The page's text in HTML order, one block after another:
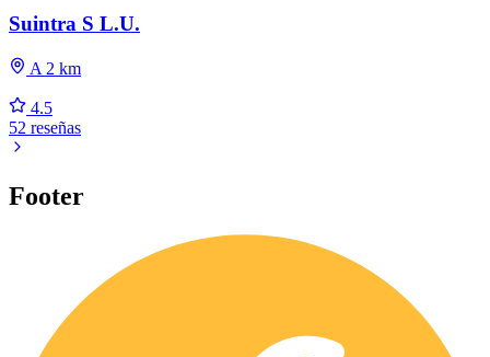
Suintra S L.U.
A 2 km
4.5
52 reseñas
Footer